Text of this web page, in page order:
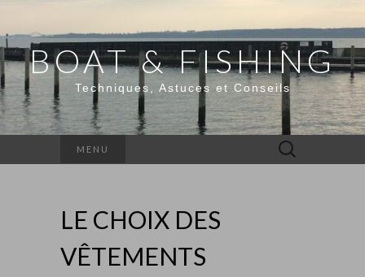
BOAT & FISHING
Techniques, Astuces et Conseils
MENU Rechercher :
LE CHOIX DES
VÊTEMENTS